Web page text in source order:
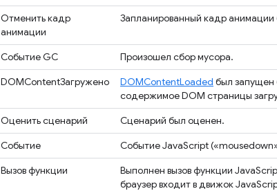
Отменить кадр
анимации
Запланированный кадр анимации
Событие GC
Произошел сбор мусора.
DOMContentЗагружено
DOMContentLoaded был запущен
содержимое DOM страницы
Оценить сценарий
Сценарий был оценен.
Событие
Событие JavaScript
Вызов функции
Выполнен вызов функции
браузер входит в движок